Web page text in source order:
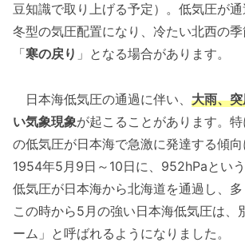
豆知識で取り上げる予定）。低気圧が
冬型の気圧配置になり、冷たい北西の
「寒の戻り 」となる場合があります。
日本海低気圧の通過に伴い、 大雨、
い気象現象が起こることがあります。
の低気圧が日本海で急激に発達する傾向
1954年5月9日～10日に、952hPaとい
低気圧が日本海から北海道を通過し、多
この時から5月の強い日本海低気圧は、
ーム」と呼ばれるようになりました。